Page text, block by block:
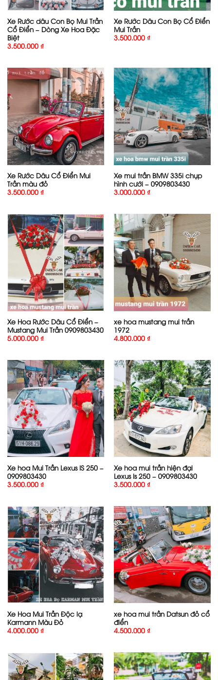
Xe Rước dâu Con Bọ Mui Trần
Cổ Điển – Dòng Xe Hoa Đặc
Biệt
3.500.000 ₫
Xe Rước Dâu Con Bọ Cổ Điển
Mui Trần
3.500.000 ₫
Xe Rước Dâu Cổ Điển Mui
Trần màu đỏ
3.500.000 ₫
Xe mui trần BMW 335i chụp
hình cưới – 0909803430
3.000.000 ₫
Xe Hoa Rước Dâu Cổ Điển –
Mustang Mui Trần 0909803430
5.000.000 ₫
xe hoa mustang mui trần
1972
4.800.000 ₫
Xe hoa Mui Trần Lexus IS 250 –
0909803430
3.500.000 ₫
Xe hoa mui trần hiện đại
Lexus Is 250 – 0909803430
3.500.000 ₫
Xe Hoa Mui Trần Độc lạ
Karmann Màu Đỏ
4.000.000 ₫
xe hoa mui trần Datsun đỏ cổ
điển
4.500.000 ₫